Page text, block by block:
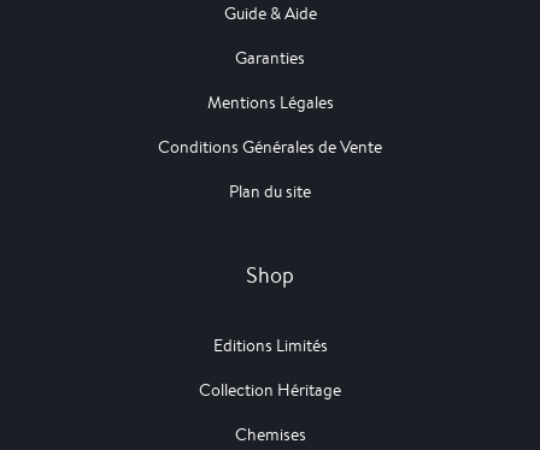
Guide & Aide
Garanties
Mentions Légales
Conditions Générales de Vente
Plan du site
Shop
Editions Limités
Collection Héritage
Chemises